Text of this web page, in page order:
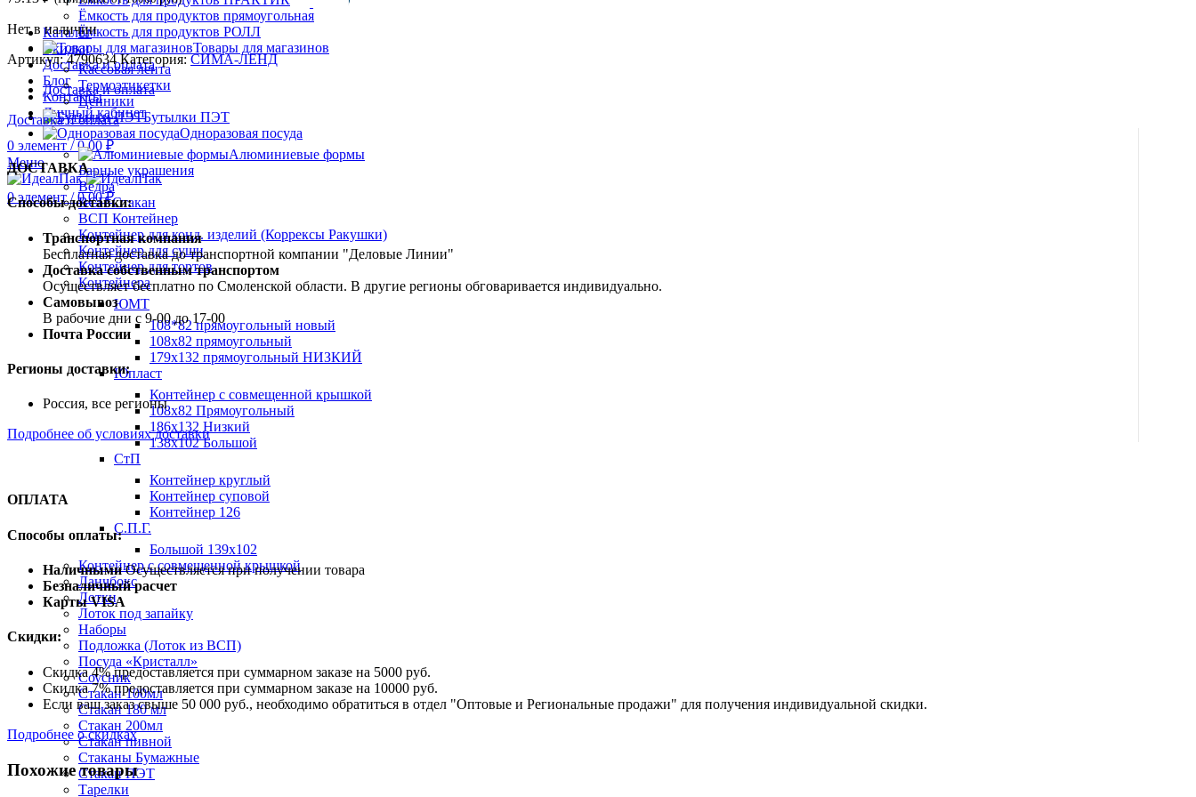
Каталог
Скидки
Доставка и оплата
Блог
Контакты
Личный кабинет
0 элемент / 0.00 ₽
Меню
0элемент / 0.00₽
Ёмкость для продуктов прямоугольная
Ёмкость для продуктов РОЛЛ
Товары для магазинов
Кассовая лента
Термоэтикетки
Ценники
Бутылки ПЭТ
Одноразовая посуда
Алюминиевые формы
Барные украшения
Ведра
ВСП Стакан
ВСП Контейнер
Контейнер для конд. изделий (Коррексы Ракушки)
Контейнер для суши
Контейнер для тортов
Контейнера
ЮМТ
108*82 прямоугольный новый
108х82 прямоугольный
179х132 прямоугольный НИЗКИЙ
Юпласт
Контейнер с совмещенной крышкой
108х82 Прямоугольный
186х132 Низкий
138х102 Большой
СтП
Контейнер круглый
Контейнер суповой
Контейнер 126
С.П.Г.
Большой 139х102
Контейнер с совмещенной крышкой
Ланчбокс
Лотки
Лоток под запайку
Наборы
Подложка (Лоток из ВСП)
Посуда «Кристалл»
Соусник
Стакан 100мл
Стакан 180 мл
Стакан 200мл
Стакан пивной
Стаканы Бумажные
Стакан ПЭТ
Тарелки
Нет в наличии
Артикул:4790634 Категория:СИМА-ЛЕНД
Доставка и оплата
Доставка и оплата
ДОСТАВКА
Способы доставки:
Транспортная компания
Бесплатная доставка до транспортной компании "Деловые Линии"
Доставка собственным транспортом
Осуществляет бесплатно по Смоленской области. В другие регионы обговаривается индивидуально.
Самовывоз
В рабочие дни с 9-00 до 17-00
Почта России
Регионы доставки:
Россия, все регионы
Подробнее об условиях доставки
ОПЛАТА
Способы оплаты:
НаличнымиОсуществляется при получении товара
Безналичный расчет
Карты VISA
Скидки:
Скидка 4% предоставляется при суммарном заказе на 5000 руб.
Скидка 7% предоставляется при суммарном заказе на 10000 руб.
Если ваш заказ свыше 50 000 руб., необходимо обратиться в отдел "Оптовые и Региональные продажи" для получения индивидуальной скидки.
Подробнее о скидках
Похожие товары